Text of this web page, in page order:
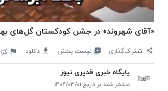
«آقای شهروند» در جشن کودکستان گل‌های
اشتراک‌گذاری لیست پخش دانلود
پایگاه خبری قدیری نیوز
منتشر شده در تاریخ ۱۴۰۴/۰۳/۰۱